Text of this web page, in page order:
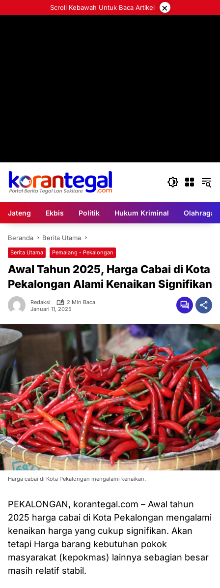
ke
Scroll Kebawah Untuk Baca Artikel ×
Jateng Ekbis Politik Hukum Kriminal Olahraga
Beranda Berita Utama
Berita Utama Pemalang - Pekalongan
Awal Tahun 2025, Harga Cabai di Kota
Pekalongan Alami Kenaikan Signifikan
Redaksi
2 Min Baca
Januari 11, 2025
Harga cabai di Kota Pekalongan mengalami kenaikan.
PEKALONGAN, korantegal.com – Awal tahun
2025 harga cabai di Kota Pekalongan mengalami
kenaikan harga yang cukup signifikan. Akan
tetapi Harga barang kebutuhan pokok
masyarakat (kepokmas) lainnya sebagian besar
masih relatif stabil.